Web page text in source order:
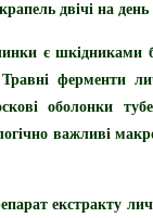
двічі на день
є шкідниками
ферменти
оболонки
важливі
екстракту